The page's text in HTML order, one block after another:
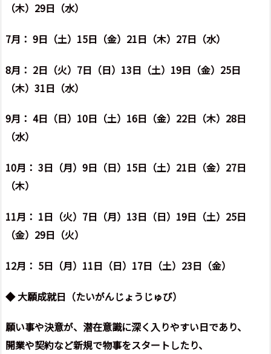
（木）29日（水）
7月： 9日（土）15日（金）21日（木）27日（水）
8月： 2日（火）7日（日）13日（土）19日（金）25日
（木）31日（水）
9月： 4日（日）10日（土）16日（金）22日（木）28日
（水）
10月： 3日（月）9日（日）15日（土）21日（金）27日
（木）
11月： 1日（火）7日（月）13日（日）19日（土）25日
（金）29日（火）
12月： 5日（月）11日（日）17日（土）23日（金）
◆大願成就日（たいがんじょうじゅび）
願い事や決意が、潜在意識に深く入りやすい日であり、
開業や契約など新規で物事をスタートしたり、